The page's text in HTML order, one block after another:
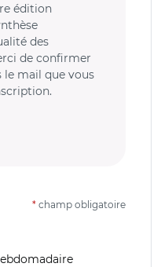
édition
des
de confirmer
mail que vous
* champ obligatoire